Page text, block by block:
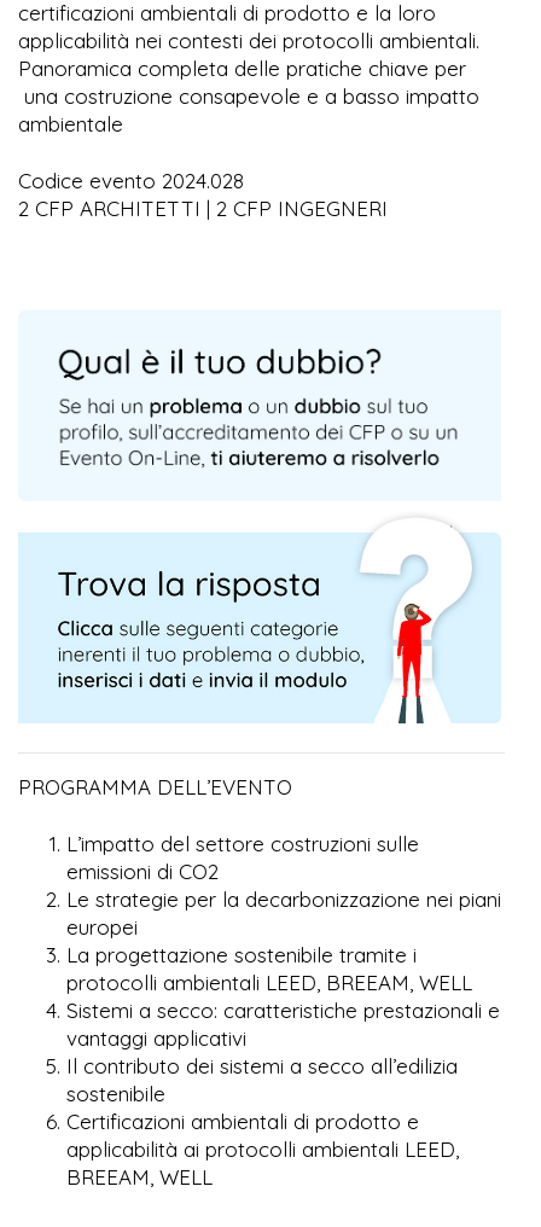
certificazioni ambientali di prodotto e la loro
applicabilità nei contesti dei protocolli ambientali.
Panoramica completa delle pratiche chiave per
una costruzione consapevole e a basso impatto
ambientale
Codice evento 2024.028
2 CFP ARCHITETTI | 2 CFP INGEGNERI
PROGRAMMA DELL’EVENTO
L’impatto del settore costruzioni sulle
emissioni di CO2
Le strategie per la decarbonizzazione nei piani
europei
La progettazione sostenibile tramite i
protocolli ambientali LEED, BREEAM, WELL
Sistemi a secco: caratteristiche prestazionali e
vantaggi applicativi
Il contributo dei sistemi a secco all’edilizia
sostenibile
Certificazioni ambientali di prodotto e
applicabilità ai protocolli ambientali LEED,
BREEAM, WELL